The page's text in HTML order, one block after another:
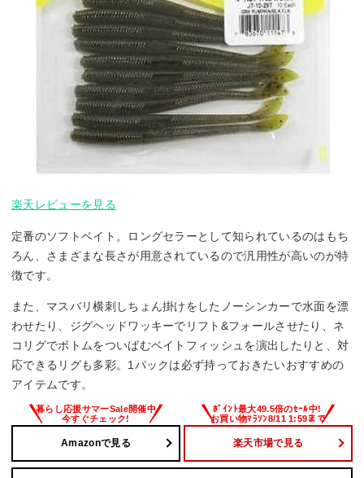
楽天レビューを見る
定番のソフトベイト。ロングセラーとして知られているのはもち
ろん、さまざまな長さが用意されているので汎用性が高いのが特
徴です。
また、マスバリ横刺しちょん掛けをしたノーシンカーで水面を漂
わせたり、ジグヘッドワッキーでリフト&フォールさせたり、ネ
コリグでボトムをついばむベイトフィッシュを演出したりと、対
応できるリグも多彩。1パックは必ず持っておきたいおすすめの
アイテムです。
Amazonで見る 楽天市場で見る